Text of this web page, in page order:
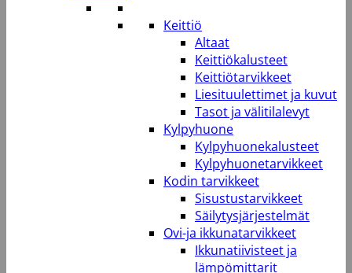
Keittiö
Altaat
Keittiökalusteet
Keittiötarvikkeet
Liesituulettimet ja kuvut
Tasot ja välitilalevyt
Kylpyhuone
Kylpyhuonekalusteet
Kylpyhuonetarvikkeet
Kodin tarvikkeet
Sisustustarvikkeet
Säilytysjärjestelmät
Ovi-ja ikkunatarvikkeet
Ikkunatiivisteet ja
lämpömittarit